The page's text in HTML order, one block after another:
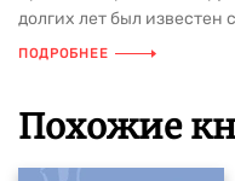
долгих лет был
ПОДРОБНЕЕ
Похожие